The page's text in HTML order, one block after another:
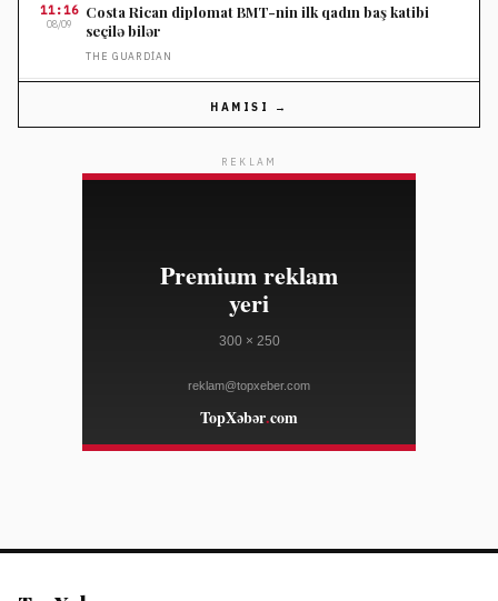
11:16
08/09
Costa Rican diplomat BMT-nin ilk qadın baş katibi
seçilə bilər
THE GUARDIAN
FIFA Gianni Infantinonun rəhbərliyinə qarşı
Sidneydə 287 ağacın qanunsuz kəsilməsi üzrə bağban
Perez Hilton hospitalda müalicə alır
HAMISI →
REKLAM